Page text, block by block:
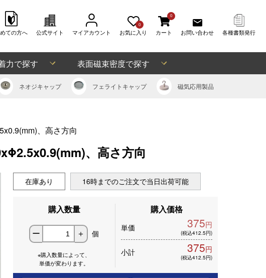
ての方へ 公式サイト マイアカウント
0
お気に入り
0
カート お問い合わせ 各種書類発行
力で探す 表面磁束密度で探す
ネオジキャップ フェライト キャップ 磁気応用製品
、高さ方向
、高さ方向
在庫あり 16時までのご注文で当日出荷可能
購入数量
ー ＋ 個
※購入数量によって、
単価が変わります。
購入価格
単価 375円
(税込412.5円)
小計 375円
(税込412.5円)